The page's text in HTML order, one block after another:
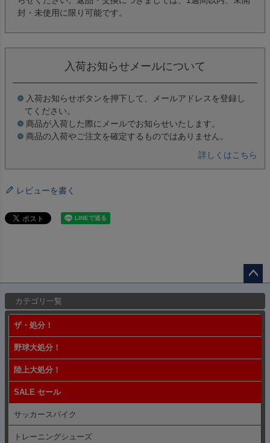
封・未使用に限り可能です。
入荷お知らせメールについて
入荷お知らせボタンを押下して、メールアドレスを登録し
てください。
商品が入荷した際にメールでお知らせいたします。
商品の入荷やご注文を確定するものではありません。
詳しくはこちら
レビューを書く
カテゴリ一覧
ザ・処分！
野球大処分！
陸上大処分！
SALE セール
サッカースパイク
トレーニングシューズ
ップ